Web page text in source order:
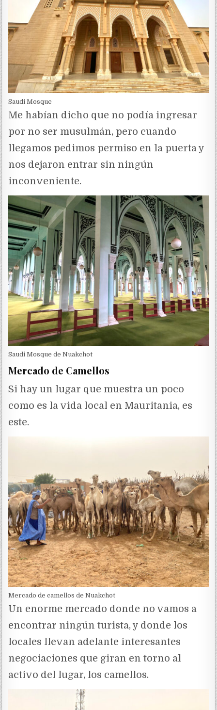
Saudi Mosque
Me habían dicho que no podía ingresar
por no ser musulmán, pero cuando
llegamos pedimos permiso en la puerta y
nos dejaron entrar sin ningún
inconveniente.
Saudi Mosque de Nuakchot
Mercado de Camellos
Si hay un lugar que muestra un poco
como es la vida local en Mauritania, es
este.
Mercado de camellos de Nuakchot
Un enorme mercado donde no vamos a
encontrar ningún turista, y donde los
locales llevan adelante interesantes
negociaciones que giran en torno al
activo del lugar, los camellos.